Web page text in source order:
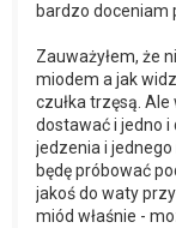
bardzo doceniam
Zauważyłem, że
miodem a jak
czułka trzęsą.
dostawać i jedno i
jedzenia i jednego
będę próbować
jakoś do waty
miód właśnie -